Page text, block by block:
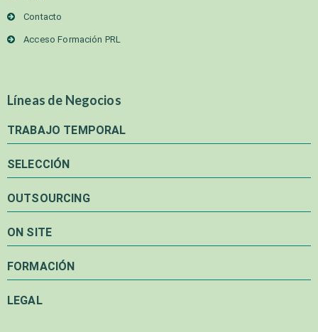
Contacto
Acceso Formación PRL
Líneas de Negocios
TRABAJO TEMPORAL
SELECCIÓN
OUTSOURCING
ON SITE
FORMACIÓN
LEGAL